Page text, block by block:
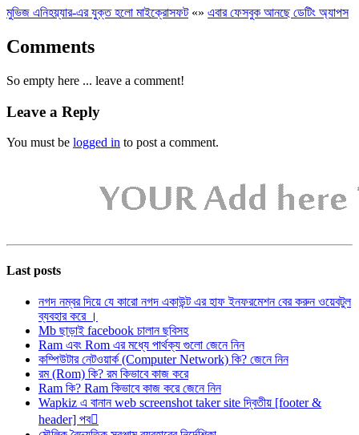
মুভিজ এনিহয়্যার-এর যুক্ত হলো মাইক্রোসফট«» এবার ফেসবুক আনছে ডেটিং অ্যাপস
Comments
So empty here ... leave a comment!
Leave a Reply
You must be logged in to post a comment.
Last posts
নগদ নম্বর দিয়ে যে কারো নগদ একাউন্ট এর হাফ ইনফরমেশন বের করুন ওয়েবটুল
ব্যবহার করে ।
Mb ছাড়াই facebook চালান ছবিসহ
Ram এবং Rom এর মধ্যে পার্থক্য গুলো জেনে নিন
কম্পিউটার নেটওয়ার্ক (Computer Network) কি? জেনে নিন
রম (Rom) কি? রম কিভাবে কাজ করে
Ram কি? Ram কিভাবে কাজ করে জেনে নিন
Wapkiz এ বানান web screenshot taker site দ্বিতীয় [footer &
header] পব